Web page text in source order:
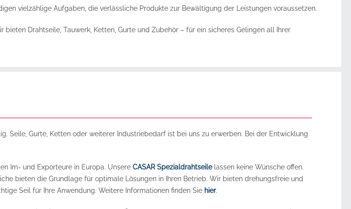
vielzählige Aufgaben, die verlässliche Produkte zur Bewältigung der Leistungen voraussetzen.
Drahtseile, Tauwerk, Ketten, Gurte und Zubehör – für ein sicheres Gelingen all Ihrer
Gurte, Ketten oder weiterer Industriebedarf ist bei uns zu erwerben. Bei der Entwicklung
Im- und Exporteure in Europa. Unsere CASAR Spezialdrahtseile lassen keine Wünsche offen.
bieten die Grundlage für optimale Lösungen in Ihren Betrieb. Wir bieten drehungsfreie und
Seil für Ihre Anwendung. Weitere Informationen finden Sie hier.